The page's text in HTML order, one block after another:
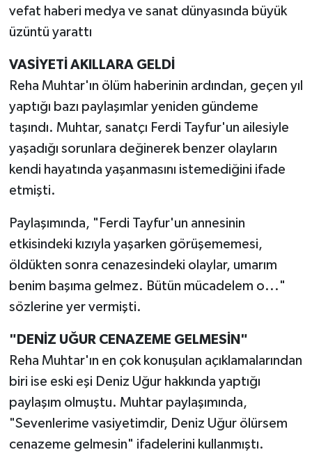
vefat haberi medya ve sanat dünyasında büyük
üzüntü yarattı
VASİYETİ AKILLARA GELDİ
Reha Muhtar'ın ölüm haberinin ardından, geçen yıl
yaptığı bazı paylaşımlar yeniden gündeme
taşındı. Muhtar, sanatçı Ferdi Tayfur'un ailesiyle
yaşadığı sorunlara değinerek benzer olayların
kendi hayatında yaşanmasını istemediğini ifade
etmişti.
Paylaşımında, "Ferdi Tayfur'un annesinin
etkisindeki kızıyla yaşarken görüşememesi,
öldükten sonra cenazesindeki olaylar, umarım
benim başıma gelmez. Bütün mücadelem o..."
sözlerine yer vermişti.
"DENİZ UĞUR CENAZEME GELMESİN"
Reha Muhtar'ın en çok konuşulan açıklamalarından
biri ise eski eşi Deniz Uğur hakkında yaptığı
paylaşım olmuştu. Muhtar paylaşımında,
"Sevenlerime vasiyetimdir, Deniz Uğur ölürsem
cenazeme gelmesin" ifadelerini kullanmıştı.